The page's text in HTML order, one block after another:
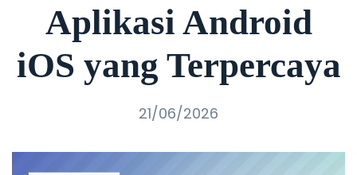
Aplikasi Android
iOS yang Terpercaya
21/06/2026